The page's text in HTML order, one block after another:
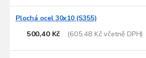
Plochá ocel 30x10 (S355)
500,40 Kč (605,48 Kč včetně DPH)